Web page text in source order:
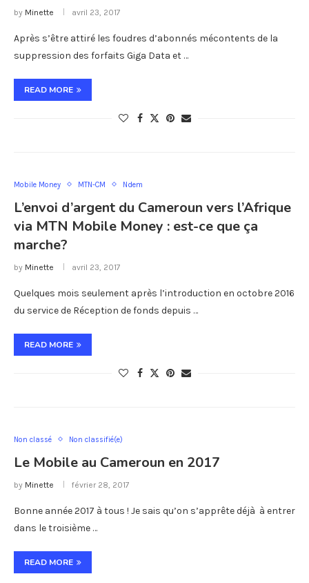
by Minette avril 23, 2017
Après s’être attiré les foudres d’abonnés mécontents de la
suppression des forfaits Giga Data et …
READ MORE
Mobile Money MTN-CM Ndem
L’envoi d’argent du Cameroun vers l’Afrique
via MTN Mobile Money : est-ce que ça
marche?
by Minette avril 23, 2017
Quelques mois seulement après l’introduction en octobre 2016
du service de Réception de fonds depuis …
READ MORE
Non classé Non classifié(e)
Le Mobile au Cameroun en 2017
by Minette février 28, 2017
Bonne année 2017 à tous ! Je sais qu’on s’apprête déjà à entrer
dans le troisième …
READ MORE